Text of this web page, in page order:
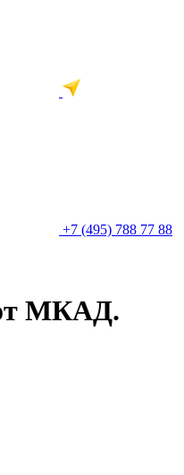
+7 (495) 788 77 88
МКАД.